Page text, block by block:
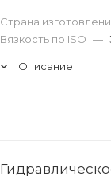
Страна
Вязкость по ISO —
Описание